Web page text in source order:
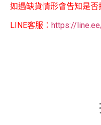
如遇缺貨情形會告知是否
LINE客服： https://